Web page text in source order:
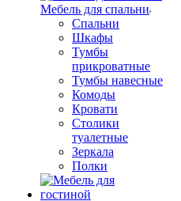
Мебель для спальни
Спальни
Шкафы
Тумбы
прикроватные
Тумбы навесные
Комоды
Кровати
Столики
туалетные
Зеркала
Полки